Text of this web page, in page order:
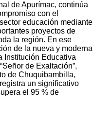
de Apurímac, continúa
con el
educación mediante
proyectos de
la región. En ese
de la nueva y moderna
Institución Educativa
de Exaltación”,
de Chuquibambilla,
un significativo
el 95 % de